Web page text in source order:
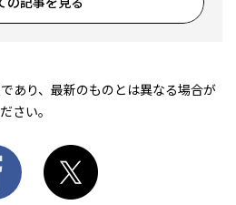
あり、最新のものとは異なる場合が
さい。